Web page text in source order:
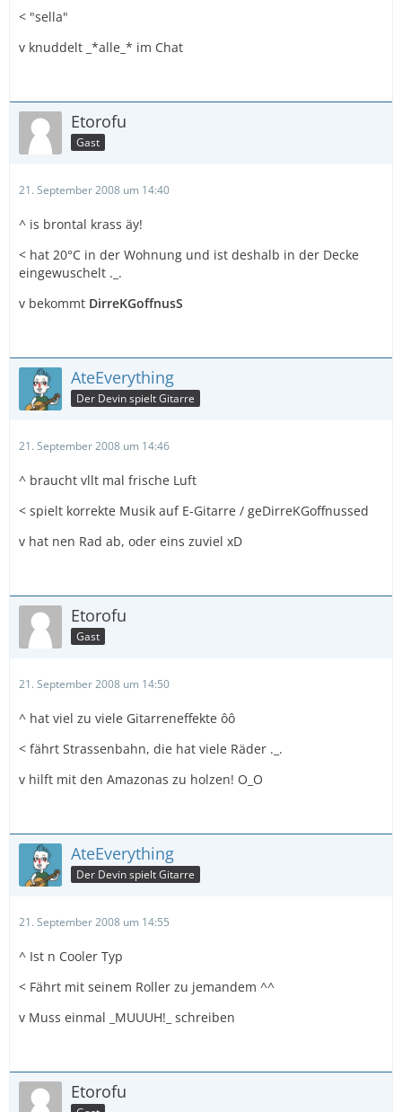
< "sella"
v knuddelt _*alle_* im Chat
Etorofu
Gast
21. September 2008 um 14:40
^ is brontal krass äy!
< hat 20°C in der Wohnung und ist deshalb in der Decke
eingewuschelt ._.
v bekommt DirreKGoffnusS
AteEverything
Der Devin spielt Gitarre
21. September 2008 um 14:46
^ braucht vllt mal frische Luft
< spielt korrekte Musik auf E-Gitarre / geDirreKGoffnussed
v hat nen Rad ab, oder eins zuviel xD
Etorofu
Gast
21. September 2008 um 14:50
^ hat viel zu viele Gitarreneffekte ôô
< fährt Strassenbahn, die hat viele Räder ._.
v hilft mit den Amazonas zu holzen! O_O
AteEverything
Der Devin spielt Gitarre
21. September 2008 um 14:55
^ Ist n Cooler Typ
< Fährt mit seinem Roller zu jemandem ^^
v Muss einmal _MUUUH!_ schreiben
Etorofu